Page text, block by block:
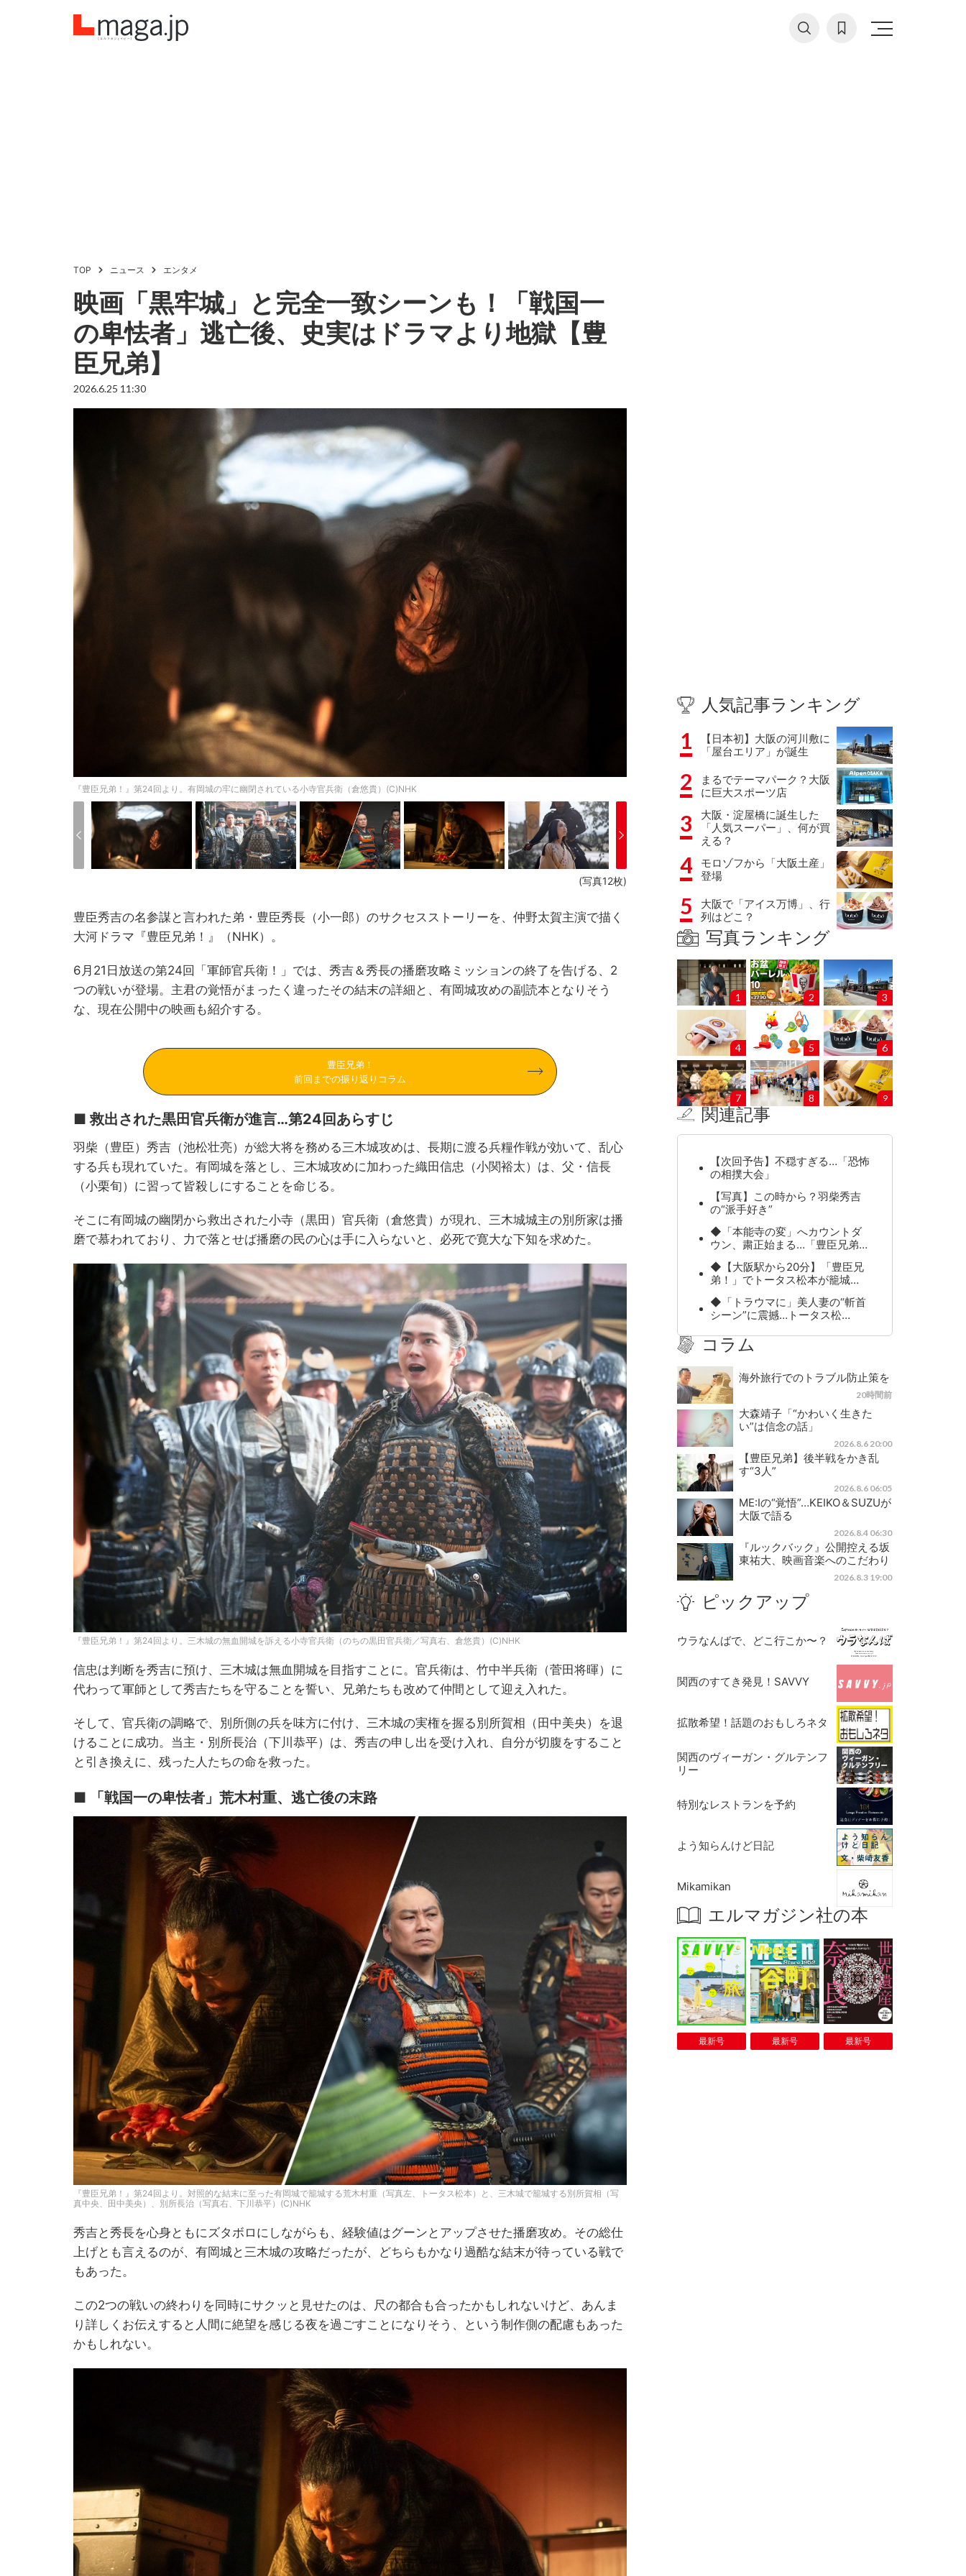
TOP ニュース エンタメ
映画「黒牢城」と完全一致シーンも！「戦国一
の卑怯者」逃亡後、史実はドラマより地獄【豊
臣兄弟】
2026.6.25 11:30
『豊臣兄弟！』第24回より。有岡城の牢に幽閉されている小寺官兵衛（倉悠貴）(C)NHK
(写真12枚)
豊臣秀吉の名参謀と言われた弟・豊臣秀長（小一郎）のサクセスストーリーを、仲野太賀主演で描く
大河ドラマ『豊臣兄弟！』（NHK）。
6月21日放送の第24回「軍師官兵衛！」では、秀吉＆秀長の播磨攻略ミッションの終了を告げる、2
つの戦いが登場。主君の覚悟がまったく違ったその結末の詳細と、有岡城攻めの副読本となりそう
な、現在公開中の映画も紹介する。
豊臣兄弟！
前回までの振り返りコラム
■ 救出された黒田官兵衛が進言…第24回あらすじ
羽柴（豊臣）秀吉（池松壮亮）が総大将を務める三木城攻めは、長期に渡る兵糧作戦が効いて、乱心
する兵も現れていた。有岡城を落とし、三木城攻めに加わった織田信忠（小関裕太）は、父・信長
（小栗旬）に習って皆殺しにすることを命じる。
そこに有岡城の幽閉から救出された小寺（黒田）官兵衛（倉悠貴）が現れ、三木城城主の別所家は播
磨で慕われており、力で落とせば播磨の民の心は手に入らないと、必死で寛大な下知を求めた。
『豊臣兄弟！』第24回より。三木城の無血開城を訴える小寺官兵衛（のちの黒田官兵衛／写真右、倉悠貴）(C)NHK
信忠は判断を秀吉に預け、三木城は無血開城を目指すことに。官兵衛は、竹中半兵衛（菅田将暉）に
代わって軍師として秀吉たちを守ることを誓い、兄弟たちも改めて仲間として迎え入れた。
そして、官兵衛の調略で、別所側の兵を味方に付け、三木城の実権を握る別所賀相（田中美央）を退
けることに成功。当主・別所長治（下川恭平）は、秀吉の申し出を受け入れ、自分が切腹をすること
と引き換えに、残った人たちの命を救った。
■ 「戦国一の卑怯者」荒木村重、逃亡後の末路
『豊臣兄弟！』第24回より。対照的な結末に至った有岡城で籠城する荒木村重（写真左、トータス松本）と、三木城で籠城する別所賀相（写
真中央、田中美央）、別所長治（写真右、下川恭平）(C)NHK
秀吉と秀長を心身ともにズタボロにしながらも、経験値はグーンとアップさせた播磨攻め。その総仕
上げとも言えるのが、有岡城と三木城の攻略だったが、どちらもかなり過酷な結末が待っている戦で
もあった。
この2つの戦いの終わりを同時にサクッと見せたのは、尺の都合も合ったかもしれないけど、あんま
り詳しくお伝えすると人間に絶望を感じる夜を過ごすことになりそう、という制作側の配慮もあった
かもしれない。
人気記事ランキング
1
【日本初】大阪の河川敷に
「屋台エリア」が誕生
2
まるでテーマパーク？大阪
に巨大スポーツ店
3
大阪・淀屋橋に誕生した
「人気スーパー」、何が買
える？
4
モロゾフから「大阪土産」
登場
5
大阪で「アイス万博」、行
列はどこ？
写真ランキング
1 2 3
4 5 6
7 8 9
関連記事
【次回予告】不穏すぎる…「恐怖
の相撲大会」
【写真】この時から？羽柴秀吉
の“派手好き”
◆「本能寺の変」へカウントダ
ウン、粛正始まる…「豊臣兄弟…
◆【大阪駅から20分】「豊臣兄
弟！」でトータス松本が籠城…
◆「トラウマに」美人妻の“斬首
シーン”に震撼…トータス松…
コラム
海外旅行でのトラブル防止策を
20時間前
大森靖子「“かわいく生きた
い”は信念の話」
2026.8.6 20:00
【豊臣兄弟】後半戦をかき乱
す“3人”
2026.8.6 06:05
ME:Iの“覚悟”…KEIKO＆SUZUが
大阪で語る
2026.8.4 06:30
『ルックバック』公開控える坂
東祐大、映画音楽へのこだわり
2026.8.3 19:00
ピックアップ
ウラなんばで、どこ行こか〜？
関西のすてき発見！SAVVY
拡散希望！話題のおもしろネタ
関西のヴィーガン・グルテンフ
リー
特別なレストランを予約
よう知らんけど日記
Mikamikan
エルマガジン社の本
最新号 最新号 最新号